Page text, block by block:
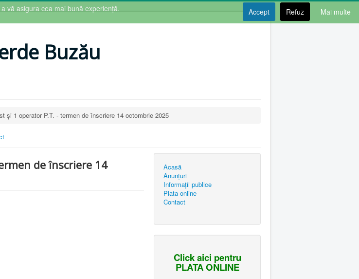
Buzău
și 1 operator P.T. - termen de înscriere 14 octombrie 2025
de înscriere 14
Acasă
Anunțuri
Informații publice
Plata online
Contact
Click aici pentru
PLATA ONLINE
vă asigura cea mai bună experiență. Accept Refuz Mai multe